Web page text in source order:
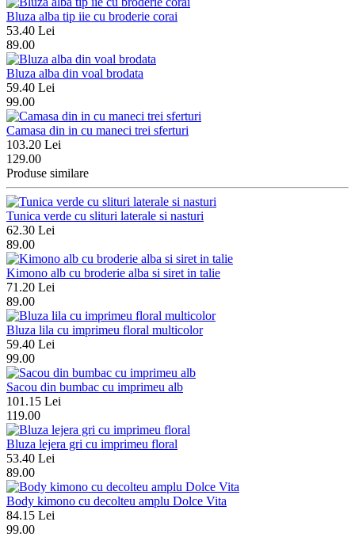
Bluza alba tip iie cu broderie corai
53.40 Lei
89.00
Bluza alba din voal brodata
59.40 Lei
99.00
Camasa din in cu maneci trei sferturi
103.20 Lei
129.00
Produse similare
Tunica verde cu slituri laterale si nasturi
62.30 Lei
89.00
Kimono alb cu broderie alba si siret in talie
71.20 Lei
89.00
Bluza lila cu imprimeu floral multicolor
59.40 Lei
99.00
Sacou din bumbac cu imprimeu alb
101.15 Lei
119.00
Bluza lejera gri cu imprimeu floral
53.40 Lei
89.00
Body kimono cu decolteu amplu Dolce Vita
84.15 Lei
99.00